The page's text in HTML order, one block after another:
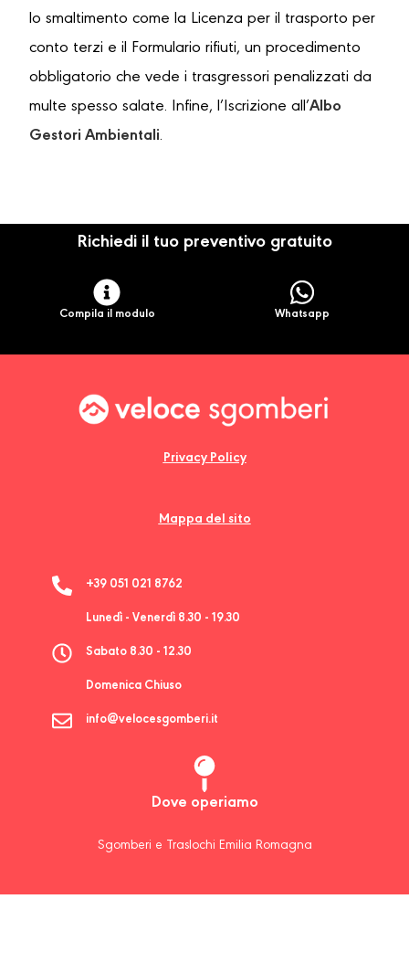
lo smaltimento come la Licenza per il trasporto per
conto terzi e il Formulario rifiuti, un procedimento
obbligatorio che vede i trasgressori penalizzati da
multe spesso salate. Infine, l’Iscrizione all’Albo
Gestori Ambientali.
Richiedi il tuo preventivo gratuito
Compila il modulo Whatsapp
Privacy Policy
Mappa del sito
+39 051 021 8762
Lunedì - Venerdì 8.30 - 19.30
Sabato 8.30 - 12.30
Domenica Chiuso
info@velocesgomberi.it
Dove operiamo
Sgomberi e Traslochi Emilia Romagna